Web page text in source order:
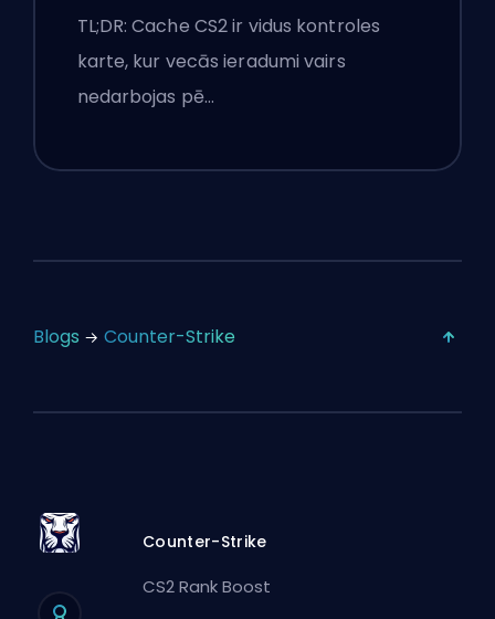
Premjeru padomi
TL;DR: Cache CS2 ir vidus kontroles
karte, kur vecās ieradumi vairs
nedarbojas pē…
Blogs Counter-Strike
Counter-Strike
CS2 Rank Boost